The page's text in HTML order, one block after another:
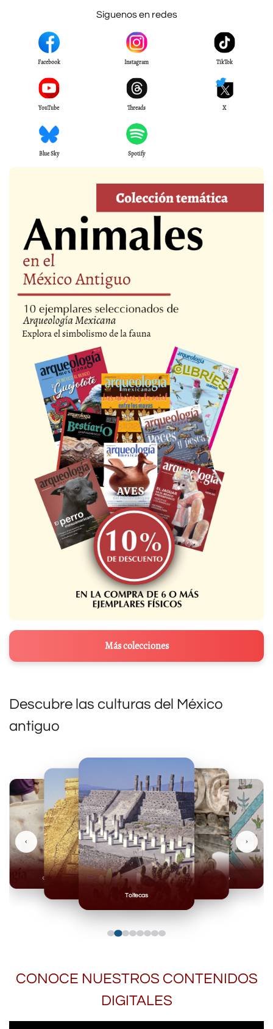
Síguenos en redes
Facebook Instagram TikTok
YouTube Threads X
Blue Sky Spotify
Más colecciones
Descubre las culturas del México
antiguo
Toltecas
Mexicas
Olmecas
‹ ›
CONOCE NUESTROS CONTENIDOS
DIGITALES